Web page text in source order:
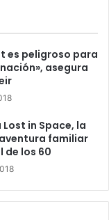
es peligroso para
asegura
Lost in Space, la
familiar
de los 60